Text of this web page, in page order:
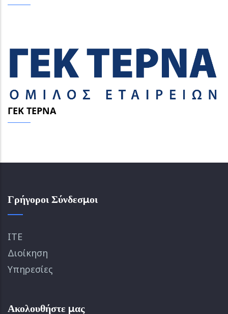
ΓΕΚ ΤΕΡΝΑ
Γρήγοροι Σύνδεσμοι
ΙΤΕ
Διοίκηση
Υπηρεσίες
Ακολουθήστε μας